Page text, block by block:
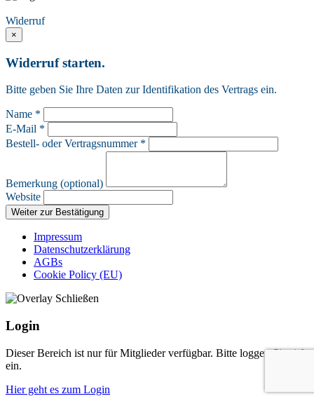
Widerruf
×
Widerruf starten.
Bitte geben Sie Ihre Daten zur Identifikation des Vertrags ein.
Name *
E-Mail *
Bestell- oder Vertragsnummer *
Bemerkung (optional)
Website
Weiter zur Bestätigung
Impressum
Datenschutzerklärung
AGBs
Cookie Policy (EU)
Login
Dieser Bereich ist nur für Mitglieder verfügbar. Bitte loggen Sie sich
ein.
Hier geht es zum Login